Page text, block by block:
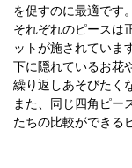
を促すのに最適です。
それぞれのピースは
ットが施されていま
下に隠れているお花
繰り返しあそびたく
また、同じ四角ピー
たちの比較ができる